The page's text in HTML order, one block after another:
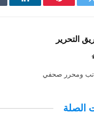
تويتر بينتيريستلينكدإن
التحرير
موقع
ومحرر صحفي
الصلة